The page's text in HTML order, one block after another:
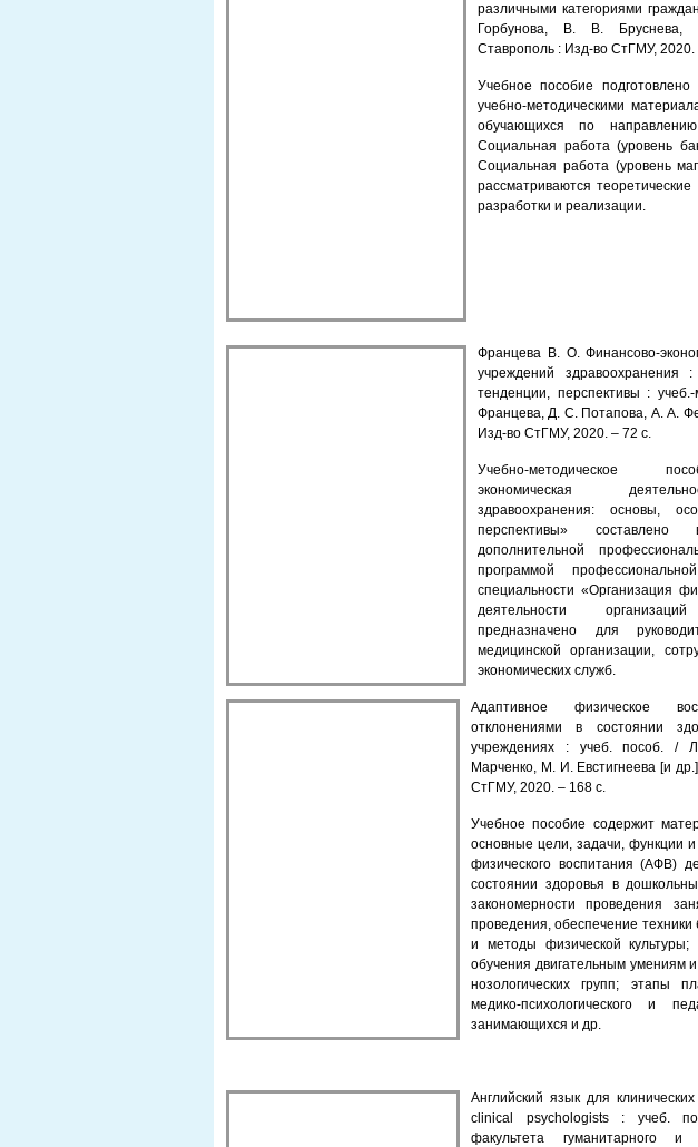
различными категориями
Горбунова, В. В.
Ставрополь : Изд-во СтГМУ, 2020.
Учебное пособие
учебно-методическими
обучающихся по
Социальная работа (уровень
Социальная работа (уровень
рассматриваются
разработки и реализации.
Францева В. О. Финансово-
учреждений здравоохранения
тенденции, перспективы :
Францева, Д. С. Потапова, А. А.
Изд-во СтГМУ, 2020. – 72 с.
Учебно-методическое
экономическая
здравоохранения: основы,
перспективы»
дополнительной
программой
специальности «Организация
деятельности
предназначено для
медицинской организации,
экономических служб.
Адаптивное физическое
отклонениями в состоянии
учреждениях : учеб. пособ.
Марченко, М. И. Евстигнеева [и
СтГМУ, 2020. – 168 с.
Учебное пособие содержит
основные цели, задачи, функции
физического воспитания (АФВ)
состоянии здоровья в
закономерности проведения
проведения, обеспечение техники
и методы физической культуры;
обучения двигательным умениям
нозологических групп; этапы
медико-психологического и
занимающихся и др.
Английский язык для
clinical psychologists : учеб.
факультета гуманитарного и